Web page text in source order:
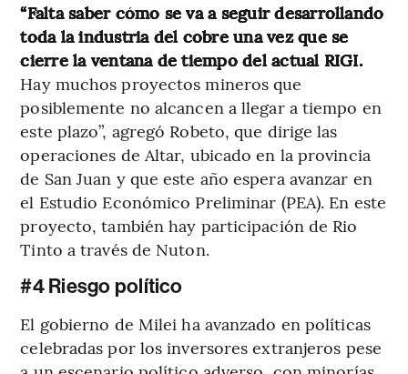
“Falta saber cómo se va a seguir desarrollando
toda la industria del cobre una vez que se
cierre la ventana de tiempo del actual RIGI.
Hay muchos proyectos mineros que
posiblemente no alcancen a llegar a tiempo en
este plazo”, agregó Robeto, que dirige las
operaciones de Altar, ubicado en la provincia
de San Juan y que este año espera avanzar en
el Estudio Económico Preliminar (PEA). En este
proyecto, también hay participación de Rio
Tinto a través de Nuton.
#4 Riesgo político
El gobierno de Milei ha avanzado en políticas
celebradas por los inversores extranjeros pese